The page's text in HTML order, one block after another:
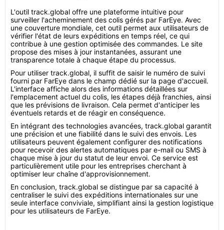
L'outil track.global offre une plateforme intuitive pour
surveiller l'acheminement des colis gérés par FarEye. Avec
une couverture mondiale, cet outil permet aux utilisateurs de
vérifier l'état de leurs expéditions en temps réel, ce qui
contribue à une gestion optimisée des commandes. Le site
propose des mises à jour instantanées, assurant une
transparence totale à chaque étape du processus.
Pour utiliser track.global, il suffit de saisir le numéro de suivi
fourni par FarEye dans le champ dédié sur la page d'accueil.
L'interface affiche alors des informations détaillées sur
l'emplacement actuel du colis, les étapes déjà franchies, ainsi
que les prévisions de livraison. Cela permet d'anticiper les
éventuels retards et de réagir en conséquence.
En intégrant des technologies avancées, track.global garantit
une précision et une fiabilité dans le suivi des envois. Les
utilisateurs peuvent également configurer des notifications
pour recevoir des alertes automatiques par e-mail ou SMS à
chaque mise à jour du statut de leur envoi. Ce service est
particulièrement utile pour les entreprises cherchant à
optimiser leur chaîne d'approvisionnement.
En conclusion, track.global se distingue par sa capacité à
centraliser le suivi des expéditions internationales sur une
seule interface conviviale, simplifiant ainsi la gestion logistique
pour les utilisateurs de FarEye.